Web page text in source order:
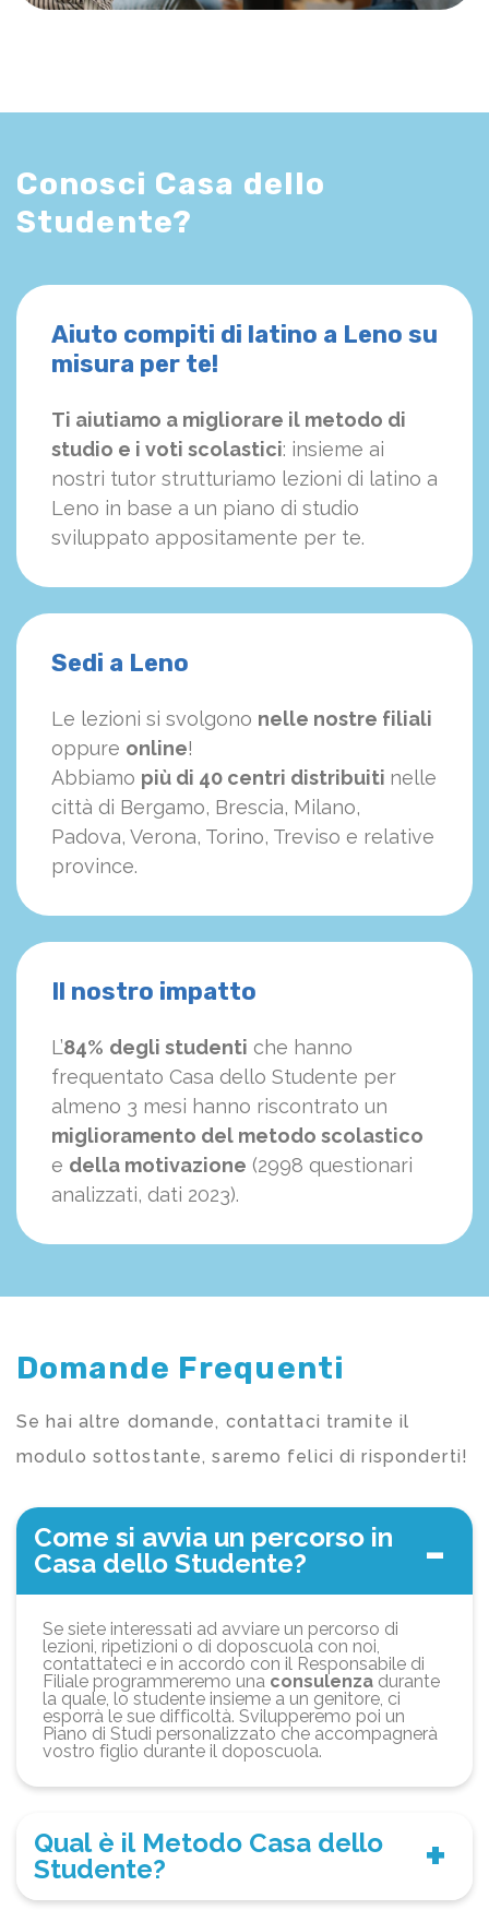
Conosci Casa dello
Studente?
Aiuto compiti di latino a Leno su
misura per te!
Ti aiutiamo a migliorare il metodo di
studio e i voti scolastici: insieme ai
nostri tutor strutturiamo lezioni di latino a
Leno in base a un piano di studio
sviluppato appositamente per te.
Sedi a Leno
Le lezioni si svolgono nelle nostre filiali
oppure online!
Abbiamo più di 40 centri distribuiti nelle
città di Bergamo, Brescia, Milano,
Padova, Verona, Torino, Treviso e relative
province.
Il nostro impatto
L’84% degli studenti che hanno
frequentato Casa dello Studente per
almeno 3 mesi hanno riscontrato un
miglioramento del metodo scolastico
e della motivazione (2998 questionari
analizzati, dati 2023).
Domande Frequenti
Se hai altre domande, contattaci tramite il
modulo sottostante, saremo felici di risponderti!
Come si avvia un percorso in
Casa dello Studente?
Se siete interessati ad avviare un percorso di
lezioni, ripetizioni o di doposcuola con noi,
contattateci e in accordo con il Responsabile di
Filiale programmeremo una consulenza durante
la quale, lo studente insieme a un genitore, ci
esporrà le sue difficoltà. Svilupperemo poi un
Piano di Studi personalizzato che accompagnerà
vostro figlio durante il doposcuola.
Qual è il Metodo Casa dello
Studente?